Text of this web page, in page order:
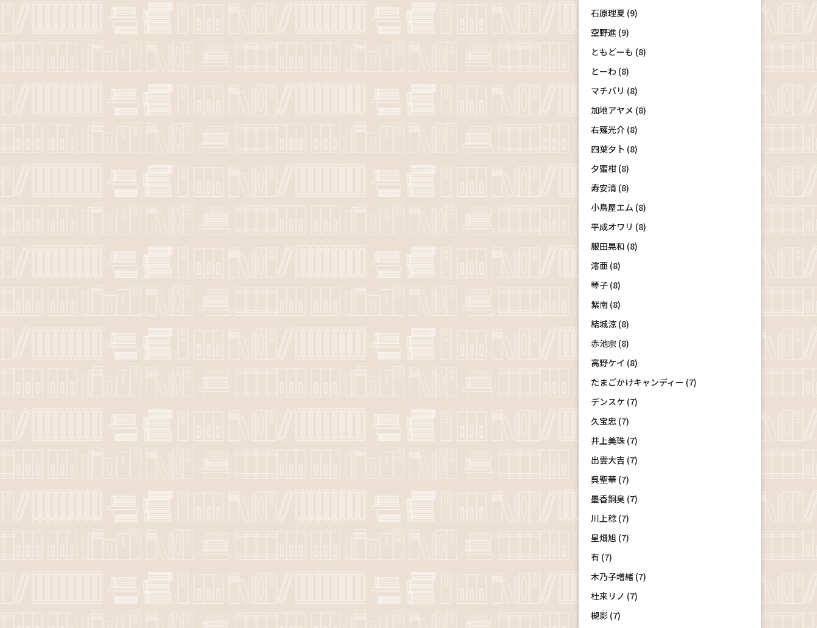
石原理夏 (9)
空野進 (9)
ともどーも (8)
とーわ (8)
マチバリ (8)
加地アヤメ (8)
右薙光介 (8)
四葉夕卜 (8)
夕蜜柑 (8)
寿安清 (8)
小鳥屋エム (8)
平成オワリ (8)
服田晃和 (8)
澪亜 (8)
琴子 (8)
紫南 (8)
結城涼 (8)
赤池宗 (8)
高野ケイ (8)
たまごかけキャンディー (7)
デンスケ (7)
久宝忠 (7)
井上美珠 (7)
出雲大吉 (7)
呉聖華 (7)
墨香銅臭 (7)
川上稔 (7)
星畑旭 (7)
有 (7)
木乃子増緒 (7)
杜来リノ (7)
槻影 (7)